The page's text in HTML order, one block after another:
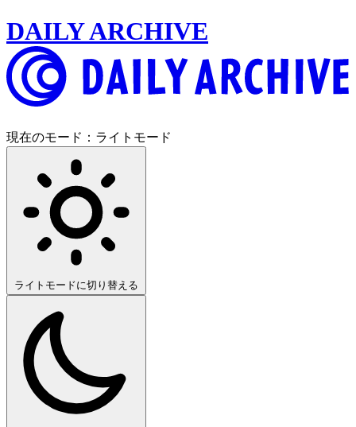
DAILY ARCHIVE
現在のモード： ライトモード
ライトモードに切り替える